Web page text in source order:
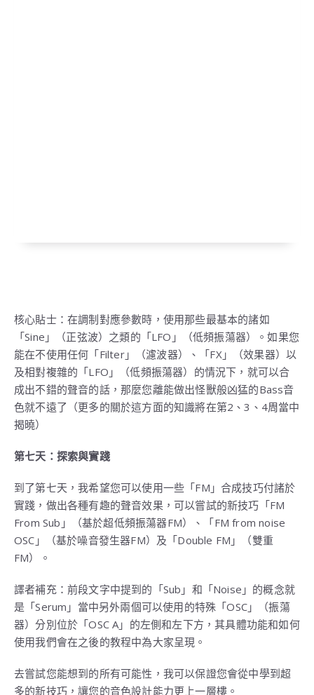
核心貼士：在調制對應參數時，使用那些最基本的諸如
「Sine」（正弦波）之類的「LFO」（低頻振蕩器）。如果您
能在不使用任何「Filter」（濾波器）、「FX」（效果器）以
及相對複雜的「LFO」（低頻振蕩器）的情況下，就可以合
成出不錯的聲音的話，那麼您離能做出怪獸般凶猛的Bass音
色就不遠了（更多的關於這方面的知識將在第2、3、4周當中
揭曉）
第七天：探索與實踐
到了第七天，我希望您可以使用一些「FM」合成技巧付諸於
實踐，做出各種有趣的聲音效果，可以嘗試的新技巧「FM
From Sub」（基於超低頻振蕩器FM）、「FM from noise
OSC」（基於噪音發生器FM）及「Double FM」（雙重
FM）。
譯者補充：前段文字中提到的「Sub」和「Noise」的概念就
是「Serum」當中另外兩個可以使用的特殊「OSC」（振蕩
器）分別位於「OSC A」的左側和左下方，其具體功能和如何
使用我們會在之後的教程中為大家呈現。
去嘗試您能想到的所有可能性，我可以保證您會從中學到超
多的新技巧，讓您的音色設計能力更上一層樓。